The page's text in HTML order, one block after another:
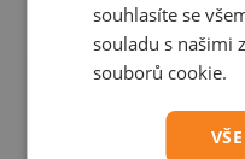
souhlasíte se
souladu s našimi
souborů cookie.